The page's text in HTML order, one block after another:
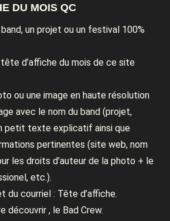
DU MOIS QC
un projet ou un festival 100%
d’affiche du mois de ce site
ou une image en haute résolution
avec le nom du band (projet,
petit texte explicatif ainsi que
pertinentes (site web, nom
les droits d’auteur de la photo + le
etc.).
du courriel : Tête d’affiche.
découvrir , le Bad Crew.